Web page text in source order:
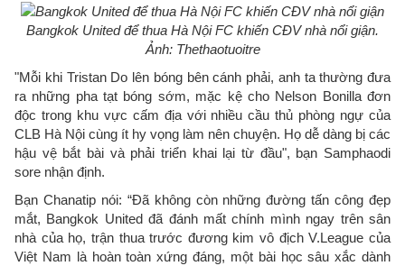
Bangkok United để thua Hà Nội FC khiến CĐV nhà nổi giận.
Ảnh: Thethaotuoitre
"Mỗi khi Tristan Do lên bóng bên cánh phải, anh ta thường đưa
ra những pha tạt bóng sớm, mặc kệ cho Nelson Bonilla đơn
độc trong khu vực cấm địa với nhiều cầu thủ phòng ngự của
CLB Hà Nội cùng ít hy vọng làm nên chuyện. Họ dễ dàng bị các
hậu vệ bắt bài và phải triển khai lại từ đầu", bạn Samphaodi
sore nhận định.
Bạn Chanatip nói: “Đã không còn những đường tấn công đẹp
mắt, Bangkok United đã đánh mất chính mình ngay trên sân
nhà của họ, trận thua trước đương kim vô địch V.League của
Việt Nam là hoàn toàn xứng đáng, một bài học sâu xắc dành